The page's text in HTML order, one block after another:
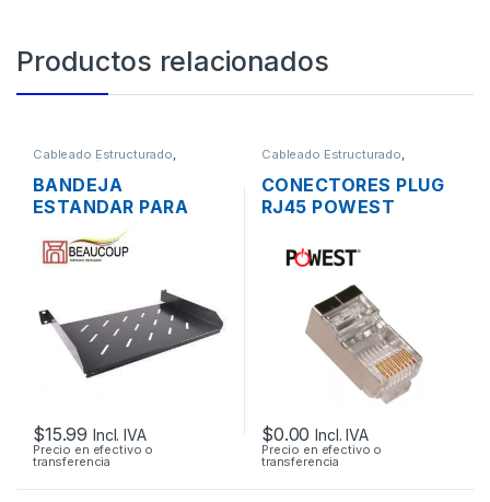
Productos relacionados
Cableado Estructurado,
Metalmecánicos
BANDEJA
ESTANDAR PARA
RACK 19″ 1UR
BEAUCOUP I-1106
$15.99 Incl. IVA
Precio en efectivo o
transferencia
Cableado Estructurado,
CONECTORES PLUG
RJ45 POWEST
BLINDADOS CAT6A
$0.00 Incl. IVA
Precio en efectivo o
transferencia